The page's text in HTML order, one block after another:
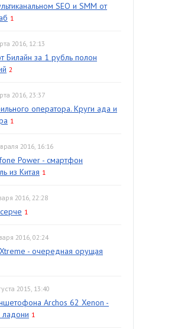
SEO и SMM от
1
2016, 12:13
Билайн за 1 рубль полон
2
2016, 23:37
оператора. Круги ада и
1
2016, 16:16
Power - смартфон
из Китая 1
2016, 22:28
1
2016, 02:24
- очередная орущая
2015, 13:40
Archos 62 Xenon -
ладони 1